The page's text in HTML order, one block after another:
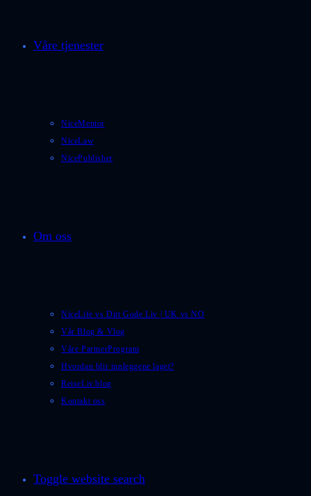
Våre tjenester
NiceMentor
NiceLaw
NicePublisher
Om oss
NiceLife vs Ditt Gode Liv | UK vs NO
Vår Blog & Vlog
Våre PartnerProgram
Hvordan blir innleggene laget?
ReiseLiv.blog
Kontakt oss
Toggle website search